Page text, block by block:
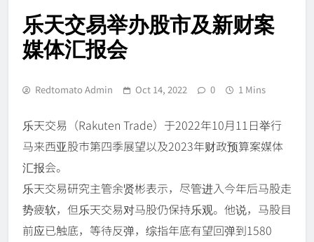
乐天交易举办股市及新财案
媒体汇报会
Redtomato Admin Oct 14, 2022 0 1 Mins
乐天交易（Rakuten Trade）于2022年10月11日举行
马来西亚股市第四季展望以及2023年财政预算案媒体
汇报会。
乐天交易研究主管余贤彬表示，尽管进入今年后马股走
势疲软，但乐天交易对马股仍保持乐观。他说，马股目
前应已触底，等待反弹，综指年底有望回弹到1580